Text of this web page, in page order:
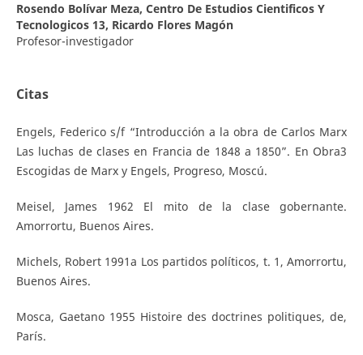
Rosendo Bolívar Meza, Centro De Estudios Cientificos Y
Tecnologicos 13, Ricardo Flores Magón
Profesor-investigador
Citas
Engels, Federico s/f “Introducción a la obra de Carlos Marx
Las luchas de clases en Francia de 1848 a 1850”. En Obra3
Escogidas de Marx y Engels, Progreso, Moscú.
Meisel, James 1962 El mito de la clase gobernante.
Amorrortu, Buenos Aires.
Michels, Robert 1991a Los partidos políticos, t. 1, Amorrortu,
Buenos Aires.
Mosca, Gaetano 1955 Histoire des doctrines politiques, de,
París.